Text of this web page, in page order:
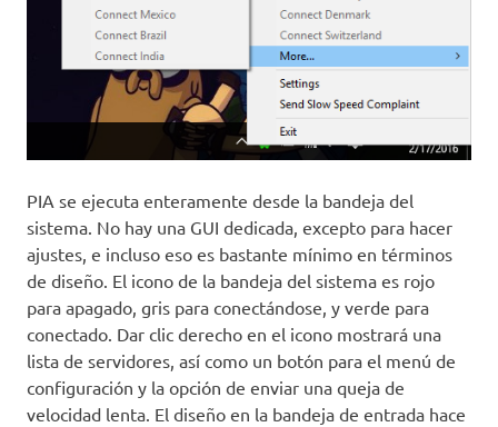
PIA se ejecuta enteramente desde la bandeja del
sistema. No hay una GUI dedicada, excepto para hacer
ajustes, e incluso eso es bastante mínimo en términos
de diseño. El icono de la bandeja del sistema es rojo
para apagado, gris para conectándose, y verde para
conectado. Dar clic derecho en el icono mostrará una
lista de servidores, así como un botón para el menú de
configuración y la opción de enviar una queja de
velocidad lenta. El diseño en la bandeja de entrada hace